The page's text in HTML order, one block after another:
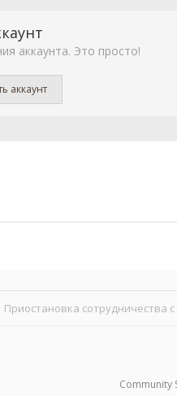
аккаунта. Это просто!
аккаунт
Приостановка сотрудничества
Community